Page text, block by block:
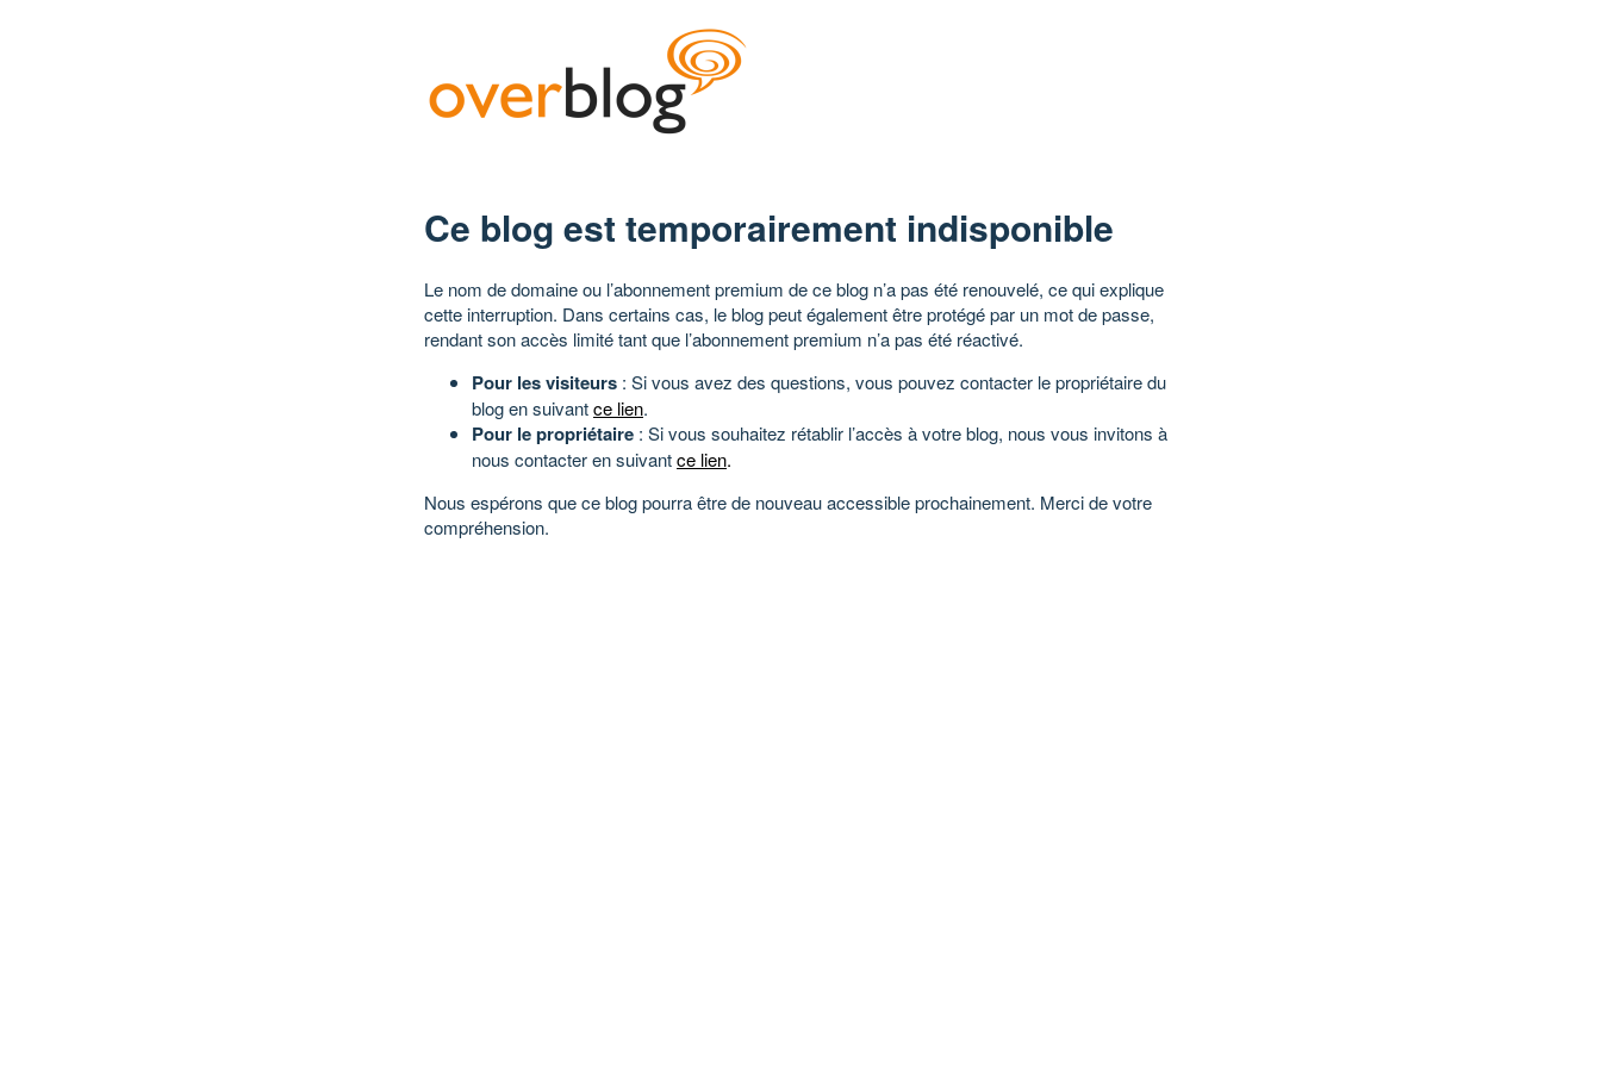
Ce blog est temporairement indisponible
Le nom de domaine ou l’abonnement premium de ce blog n’a pas été renouvelé, ce qui explique
cette interruption. Dans certains cas, le blog peut également être protégé par un mot de passe,
rendant son accès limité tant que l’abonnement premium n’a pas été réactivé.
Pour les visiteurs : Si vous avez des questions, vous pouvez contacter le propriétaire du
blog en suivantce lien.
Pour le propriétaire : Si vous souhaitez rétablir l’accès à votre blog, nous vous invitons à
nous contacter en suivantce lien.
Nous espérons que ce blog pourra être de nouveau accessible prochainement. Merci de votre
compréhension.